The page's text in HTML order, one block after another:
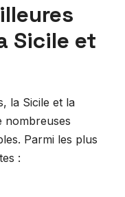
Sicile et
la Sicile et la
nombreuses
Parmi les plus
: